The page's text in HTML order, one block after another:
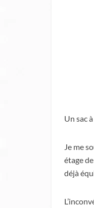
Un sac
Je me
étage
déjà